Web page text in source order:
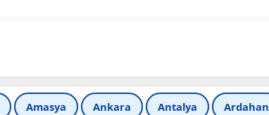
Amasya Ankara Antalya Ardahan